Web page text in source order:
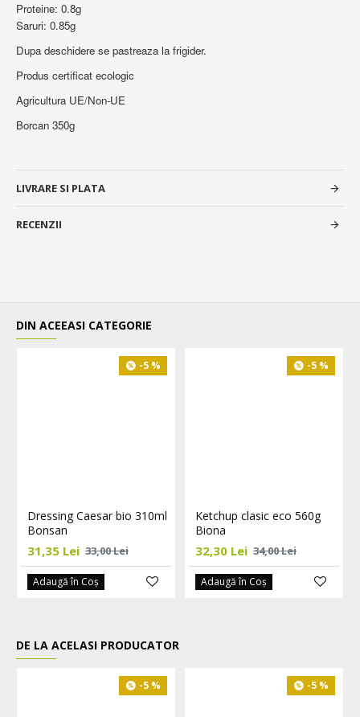
Proteine: 0.8g
Saruri: 0.85g
Dupa deschidere se pastreaza la frigider.
Produs certificat ecologic
Agricultura UE/Non-UE
Borcan 350g
LIVRARE SI PLATA
RECENZII
DIN ACEEASI CATEGORIE
-5 %
Dressing Caesar bio 310ml
Bonsan
31,35 Lei 33,00 Lei
Adaugă în Coş
-5 %
Ketchup clasic eco 560g
Biona
32,30 Lei 34,00 Lei
Adaugă în Coş
DE LA ACELASI PRODUCATOR
-5 % -5 %